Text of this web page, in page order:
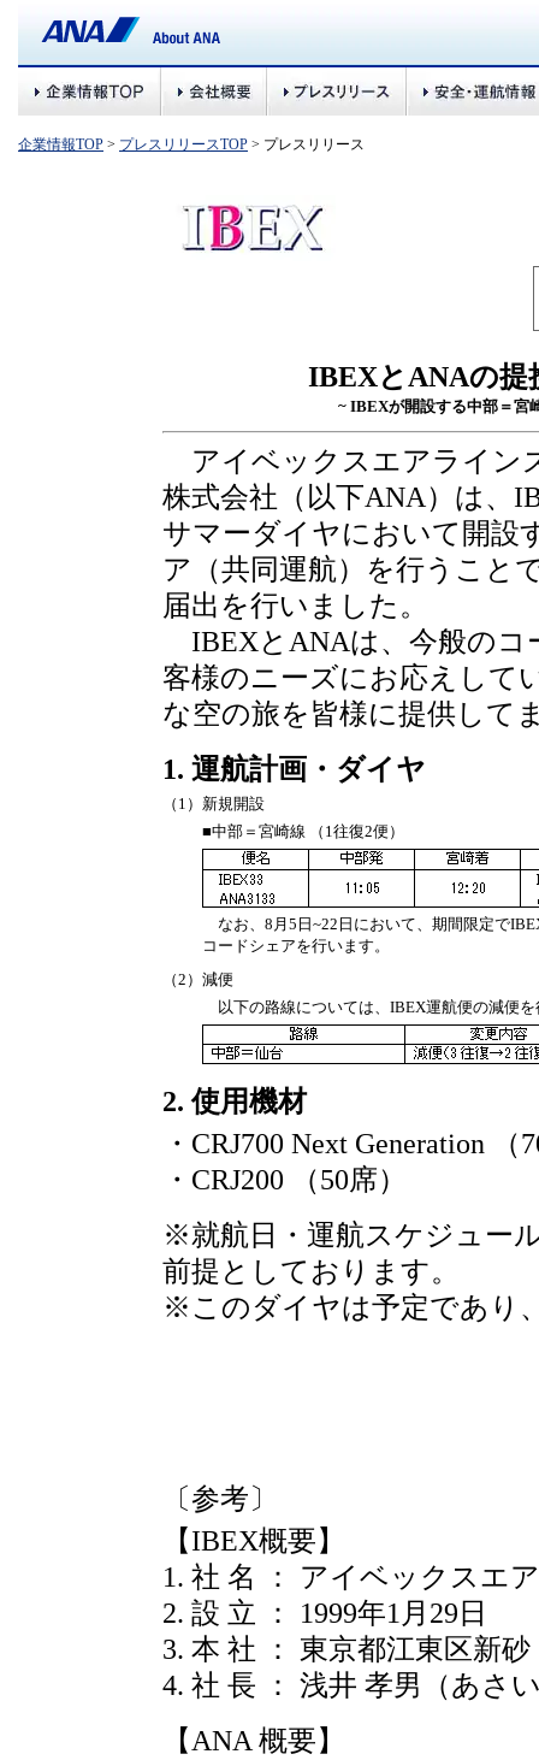
企業情報TOP > プレスリリースTOP > プレスリリース
IBEXとANAの提
~ IBEXが開設する中部＝宮
アイベックスエアライン
株式会社（以下ANA）は、
サマーダイヤにおいて開設
ア（共同運航）を行うこと
届出を行いました。
IBEXとANAは、今般のコ
客様のニーズにお応えして
な空の旅を皆様に提供して
1. 運航計画・ダイヤ
（1） 新規開設
■中部＝宮崎線 （1往復2便）
なお、8月5日~22日において、期間限定で
コードシェアを行います。
（2） 減便
以下の路線については、IBEX運航便の減便
2. 使用機材
・CRJ700 Next Generation （
・CRJ200 （50席）
※就航日・運航スケジュー
前提としております。
※このダイヤは予定であり
〔参考〕
【IBEX概要】
1. 社 名 ： アイベックスエ
2. 設 立 ： 1999年1月29日
3. 本 社 ： 東京都江東区新砂
4. 社 長 ： 浅井 孝男（あさ
【ANA 概要】